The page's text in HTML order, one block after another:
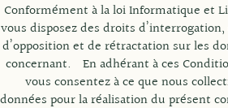
Conformément à la loi Informatique et
vous disposez des droits
d’opposition et de rétractation sur les
concernant. En adhérant à ces
vous consentez à ce que nous
données pour la réalisation du présent